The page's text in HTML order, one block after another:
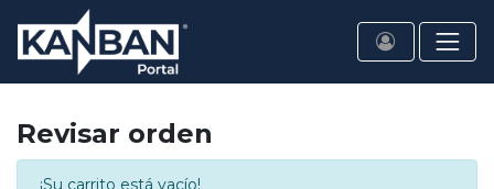
Revisar orden
¡Su carrito está vacío!